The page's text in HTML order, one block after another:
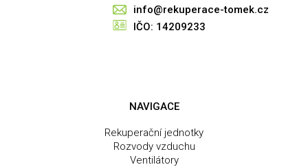
info@rekuperace-tomek.cz
IČO: 14209233
NAVIGACE
Rekuperační jednotky
Rozvody vzduchu
Ventilátory